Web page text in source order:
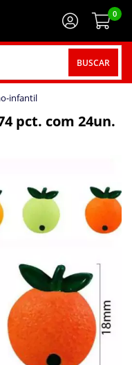
BUSCAR
0
infantil
pct. com 24un.